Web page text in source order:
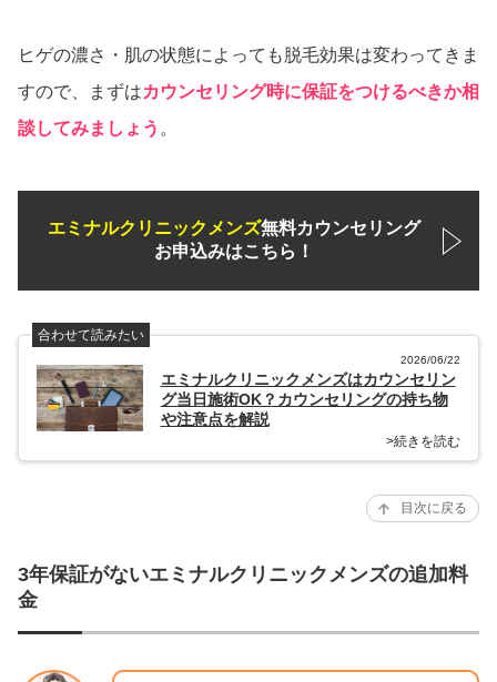
ヒゲの濃さ・肌の状態によっても脱毛効果は変わってきま
すので、まずはカウンセリング時に保証をつけるべきか相
談してみましょう 。
エミナルクリニックメンズ無料カウンセリング
お申込みはこちら！
合わせて読みたい
2026/06/22
エミナルクリニックメンズはカウンセリン
グ当日施術OK？カウンセリングの持ち物
や注意点を解説
>続きを読む
目次に戻る
3年保証がないエミナルクリニックメンズの追加料
金